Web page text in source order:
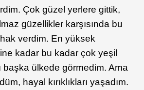
Çok güzel yerlere gittik,
güzellikler karşısında bu
verdim. En yüksek
kadar bu kadar çok yeşil
başka ülkede görmedim. Ama
hayal kırıklıkları yaşadım.